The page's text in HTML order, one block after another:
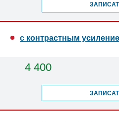
с контрастным
4 400